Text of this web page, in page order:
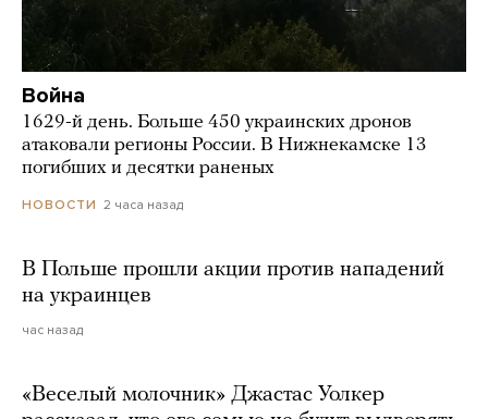
Война
1629-й день. Больше 450 украинских дронов
атаковали регионы России. В Нижнекамске 13
погибших и десятки раненых
НОВОСТИ 2 часа назад
В Польше прошли акции против нападений
на украинцев
час назад
«Веселый молочник» Джастас Уолкер